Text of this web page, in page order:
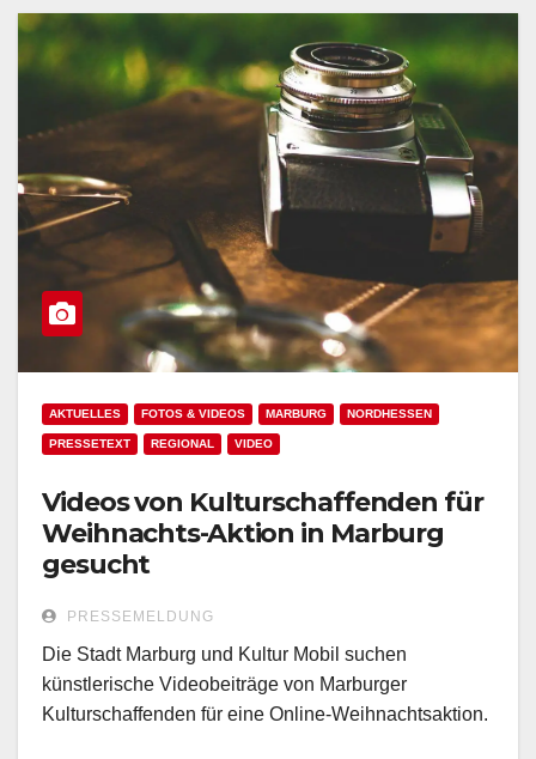
AKTUELLES FOTOS & VIDEOS MARBURG NORDHESSEN
PRESSETEXT REGIONAL VIDEO
Videos von Kulturschaffenden für
Weihnachts-Aktion in Marburg
gesucht
PRESSEMELDUNG
Die Stadt Marburg und Kultur Mobil suchen
künstlerische Videobeiträge von Marburger
Kulturschaffenden für eine Online-Weihnachtsaktion.